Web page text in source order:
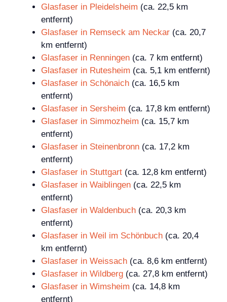
Glasfaser in Pleidelsheim (ca. 22,5 km
entfernt)
Glasfaser in Remseck am Neckar (ca. 20,7
km entfernt)
Glasfaser in Renningen (ca. 7 km entfernt)
Glasfaser in Rutesheim (ca. 5,1 km entfernt)
Glasfaser in Schönaich (ca. 16,5 km
entfernt)
Glasfaser in Sersheim (ca. 17,8 km entfernt)
Glasfaser in Simmozheim (ca. 15,7 km
entfernt)
Glasfaser in Steinenbronn (ca. 17,2 km
entfernt)
Glasfaser in Stuttgart (ca. 12,8 km entfernt)
Glasfaser in Waiblingen (ca. 22,5 km
entfernt)
Glasfaser in Waldenbuch (ca. 20,3 km
entfernt)
Glasfaser in Weil im Schönbuch (ca. 20,4
km entfernt)
Glasfaser in Weissach (ca. 8,6 km entfernt)
Glasfaser in Wildberg (ca. 27,8 km entfernt)
Glasfaser in Wimsheim (ca. 14,8 km
entfernt)